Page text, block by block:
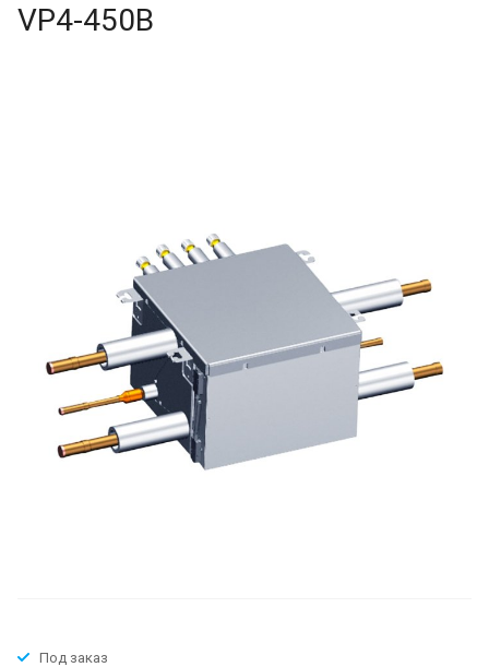
VP4-450B
Под заказ